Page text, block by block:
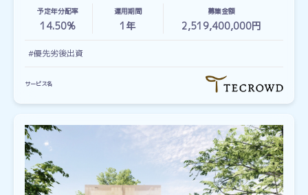
予定年分配率
14.50%
運用期間
1 年
募集金額
2,519,400,000円
#優先劣後出資
サービス名